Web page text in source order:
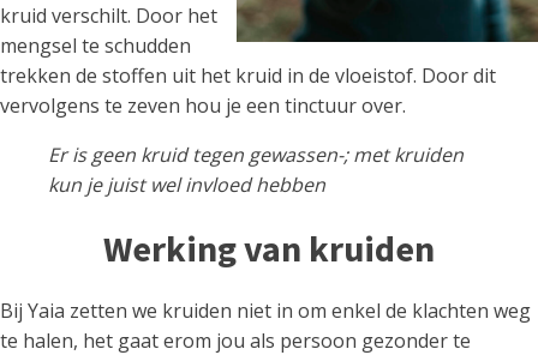
kruid verschilt. Door het
mengsel te schudden
trekken de stoffen uit het kruid in de vloeistof. Door dit
vervolgens te zeven hou je een tinctuur over.
Er is geen kruid tegen gewassen-; met kruiden
kun je juist wel invloed hebben
Werking van kruiden
Bij Yaia zetten we kruiden niet in om enkel de klachten weg
te halen, het gaat erom jou als persoon gezonder te